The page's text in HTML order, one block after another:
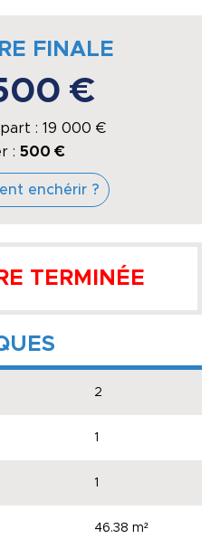
FINALE
€
: 19 000 €
: 500 €
enchérir ?
TERMINÉE
2
1
1
46.38 m²